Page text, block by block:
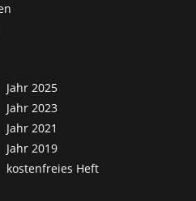
Jahr 2025
Jahr 2023
Jahr 2021
Jahr 2019
kostenfreies Heft